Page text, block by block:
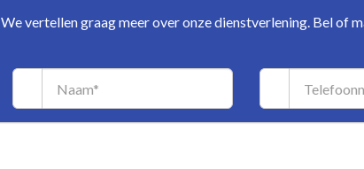
We vertellen graag meer over onze dienstverlening. Bel of